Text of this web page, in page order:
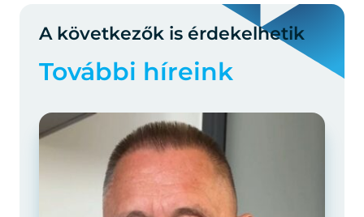
A következők is érdekelhetik
További híreink